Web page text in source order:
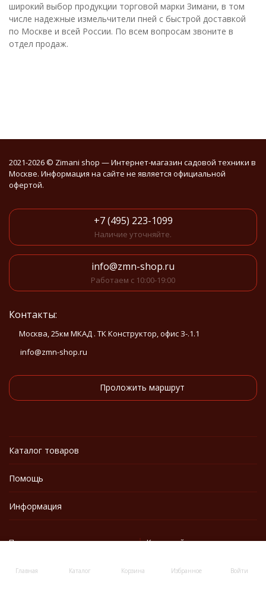
широкий выбор продукции торговой марки Зимани, в том
числе надежные измельчители пней с быстрой доставкой
по Москве и всей России. По всем вопросам звоните в
отдел продаж.
Главная Каталог Корзина Избранное Войти
2021-2026 © Zimani shop — Интернет-магазин садовой техники в
Москве. Информация на сайте не является официальной
офертой.
+7 (495) 223-1099
Наличие уточняйте.
info@zmn-shop.ru
Работаем с 10:00-19:00
Контакты:
Москва, 25км МКАД . ТК Конструктор, офис З-.1.1
info@zmn-shop.ru
Проложить маршрут
Каталог товаров
Помощь
Информация
Политика персональных данных Карта сайта